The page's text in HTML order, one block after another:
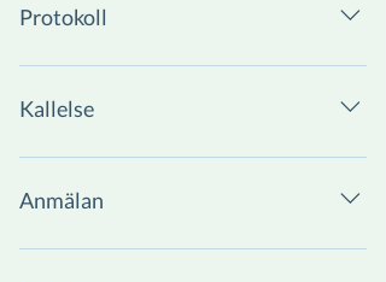
Protokoll
Kallelse
Anmälan
https://www.hoodin.com/anmalan-